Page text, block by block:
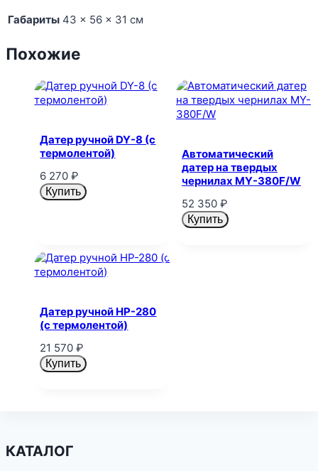
Габариты 43 × 56 × 31 см
Похожие
Датер ручной DY-8 (с
термолентой)
6 270₽
Купить
Автоматический
датер на твердых
чернилах MY-380F/W
52 350 ₽
Купить
Датер ручной НР-280
(с термолентой)
21 570₽
Купить
КАТАЛОГ